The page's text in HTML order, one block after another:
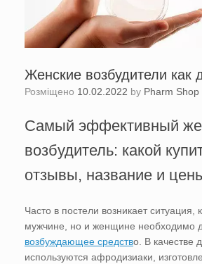
Женские возбудители как
Розміщено 10.02.2022 by Pharm Shop
Самый эффективный
возбудитель: какой
отзывы, название и
Часто в постели возникает ситуация,
мужчине, но и женщине необходимо
возбуждающее средство. В качестве
используются афродизиаки,